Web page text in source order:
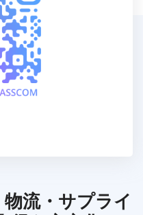
流・サプライ